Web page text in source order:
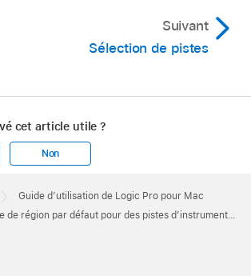
Suivant
Sélection de pistes
cet article utile ?
Non
Guide d’utilisation de Logic Pro pour Mac
par défaut pour des pistes d’instruments logiciels dans Logic Pro pour Mac